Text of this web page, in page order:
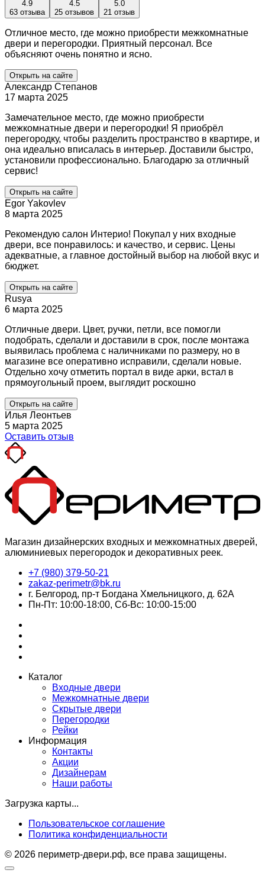
4.9
63 отзыва
4.5
25 отзывов
5.0
21 отзыв
Отличное место, где можно приобрести межкомнатные
двери и перегородки. Приятный персонал. Все
объясняют очень понятно и ясно.
Открыть на сайте
Александр Степанов
17 марта 2025
Замечательное место, где можно приобрести
межкомнатные двери и перегородки! Я приобрёл
перегородку, чтобы разделить пространство в квартире, и
она идеально вписалась в интерьер. Доставили быстро,
установили профессионально. Благодарю за отличный
сервис!
Открыть на сайте
Egor Yakovlev
8 марта 2025
Рекомендую салон Интерио! Покупал у них входные
двери, все понравилось: и качество, и сервис. Цены
адекватные, а главное достойный выбор на любой вкус и
бюджет.
Открыть на сайте
Rusya
6 марта 2025
Отличные двери. Цвет, ручки, петли, все помогли
подобрать, сделали и доставили в срок, после монтажа
выявилась проблема с наличниками по размеру, но в
магазине все оперативно исправили, сделали новые.
Отдельно хочу отметить портал в виде арки, встал в
прямоугольный проем, выглядит роскошно
Открыть на сайте
Илья Леонтьев
5 марта 2025
Оставить отзыв
Магазин дизайнерских входных и межкомнатных дверей,
алюминиевых перегородок и декоративных реек.
+7 (980) 379-50-21
zakaz-perimetr@bk.ru
г. Белгород, пр-т Богдана Хмельницкого, д. 62А
Пн-Пт: 10:00-18:00, Сб-Вс: 10:00-15:00
Каталог
Входные двери
Межкомнатные двери
Скрытые двери
Перегородки
Рейки
Информация
Контакты
Акции
Дизайнерам
Наши работы
Загрузка карты...
Пользовательское соглашение
Политика конфиденциальности
© 2026 периметр-двери.рф, все права защищены.